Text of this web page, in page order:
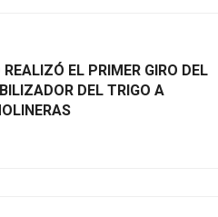
REALIZÓ EL PRIMER GIRO DEL
DEL TRIGO A